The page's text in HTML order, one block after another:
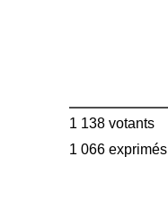
1 138 votants
1 066 exprimés